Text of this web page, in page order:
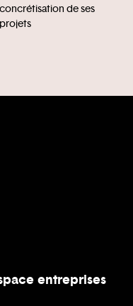
de ses
entreprises